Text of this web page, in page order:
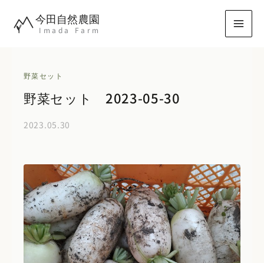
今田自然農園
Imada Farm
野菜セット
野菜セット 2023-05-30
2023.05.30